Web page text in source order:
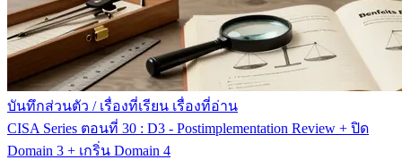
บันทึกส่วนตัว / เรื่องที่เรียน เรื่องที่อ่าน
CISA Series ตอนที่ 30 : D3 - Postimplementation Review + ปิด
Domain 3 + เกริ่น Domain 4